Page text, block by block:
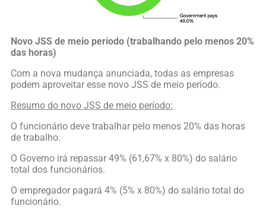
Novo JSS de meio período (trabalhando pelo menos 20%
das horas)
Com a nova mudança anunciada, todas as empresas
podem aproveitar esse novo JSS de meio período.
Resumo do novo JSS de meio período:
O funcionário deve trabalhar pelo menos 20% das horas
de trabalho.
O Governo irá repassar 49% (61,67% x 80%) do salário
total dos funcionários.
O empregador pagará 4% (5% x 80%) do salário total do
funcionário.